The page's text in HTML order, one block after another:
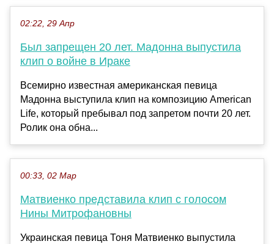
02:22, 29 Апр
Был запрещен 20 лет. Мадонна выпустила
клип о войне в Ираке
Всемирно известная американская певица
Мадонна выступила клип на композицию American
Life, который пребывал под запретом почти 20 лет.
Ролик она обна...
00:33, 02 Мар
Матвиенко представила клип с голосом
Нины Митрофановны
Украинская певица Тоня Матвиенко выпустила